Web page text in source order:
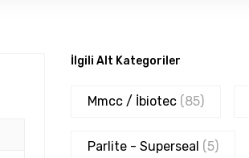
İlgili Alt Kategoriler
Mmcc / İbiotec (85)
Parlite - Superseal (5)